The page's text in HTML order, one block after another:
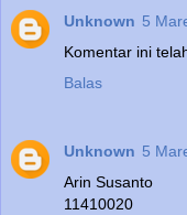
Unknown 5
Komentar ini
Balas
Unknown 5
Arin Susanto
11410020